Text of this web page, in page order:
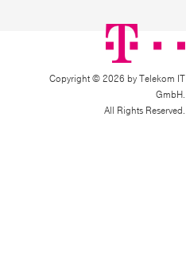
Copyright © 2026 by Telekom IT
GmbH.
All Rights Reserved.